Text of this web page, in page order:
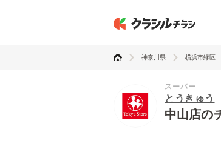
神奈川県 横浜市緑区
スーパー
とうきゅう
中山店の